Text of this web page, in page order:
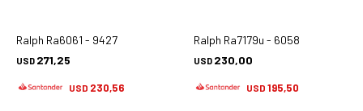
Ralph Ra6061 - 9427
USD 271,25
USD 230,56
Ralph Ra7179u - 6058
USD 230,00
USD 195,50